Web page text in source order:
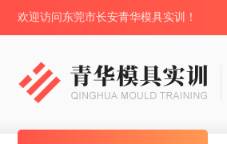
欢迎访问东莞市长安青华模具实训！